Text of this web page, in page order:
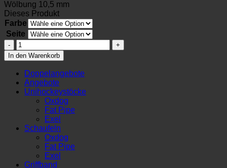
Wölbung 10,5 mm
Dieses Produkt
Farbe
Seite
Oxdog
Z-
Avox
NB
Schaufel
Menge
In den Warenkorb
Doppelangebote
Angebote
Unihockeystöcke
Oxdog
Fat Pipe
Exel
Schaufeln
Oxdog
Fat Pipe
Exel
Griffband